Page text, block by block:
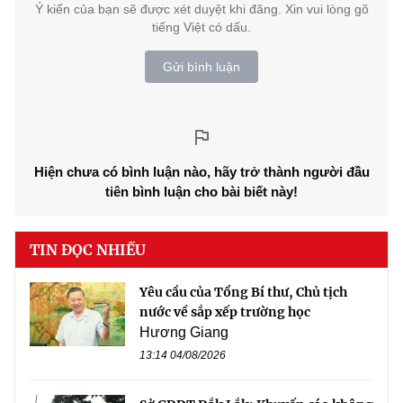
Ý kiến của bạn sẽ được xét duyệt khi đăng. Xin vui lòng gõ
tiếng Việt có dấu.
Gửi bình luận
Hiện chưa có bình luận nào, hãy trở thành người đầu
tiên bình luận cho bài biết này!
TIN ĐỌC NHIỀU
Yêu cầu của Tổng Bí thư, Chủ tịch
nước về sắp xếp trường học
Hương Giang
13:14 04/08/2026